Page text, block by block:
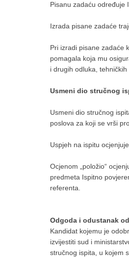
Pisanu zadaću određuje
Izrada pisane zadaće
Pri izradi pisane zadaće
pomagala koja mu
i drugih odluka,
Usmeni dio stručnog
Usmeni dio stručnog
poslova za koji se vrši
Uspjeh na ispitu
Ocjenom „položio“
predmeta Ispitno
referenta.
Odgoda i odustanak
Kandidat kojemu je
izvijestiti sud i
stručnog ispita, u kojem